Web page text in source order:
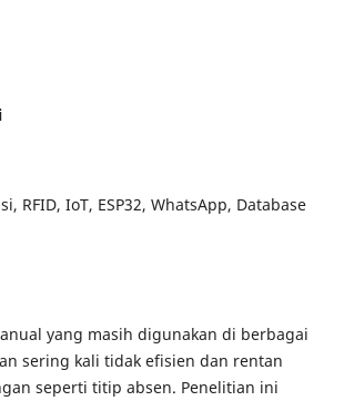
RFID, IoT, ESP32, WhatsApp, Database
yang masih digunakan di berbagai
sering kali tidak efisien dan rentan
seperti titip absen. Penelitian ini